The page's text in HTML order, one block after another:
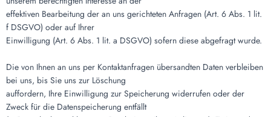
effektiven Bearbeitung der an uns gerichteten Anfragen (Art. 6 Abs. 1 lit.
f DSGVO) oder auf Ihrer
Einwilligung (Art. 6 Abs. 1 lit. a DSGVO) sofern diese abgefragt wurde.
Die von Ihnen an uns per Kontaktanfragen übersandten Daten verbleiben
bei uns, bis Sie uns zur Löschung
auffordern, Ihre Einwilligung zur Speicherung widerrufen oder der
Zweck für die Datenspeicherung entfällt